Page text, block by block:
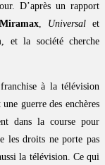
D’après un rapport
Miramax, Universal et
et la société cherche
à la télévision
guerre des enchères
dans la course pour
les droits ne porte pas
la télévision. Ce qui